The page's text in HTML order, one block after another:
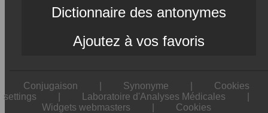
Dictionnaire des antonymes
Ajoutez à vos favoris
Conjugaison Synonyme
Cookies
settings
Laboratoire d'Analyses Médicales
Widgets webmasters
Cookies